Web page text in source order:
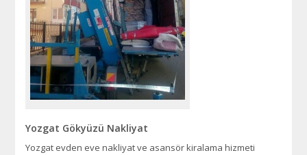
Yozgat Gökyüzü Nakliyat
Yozgat evden eve nakliyat ve asansör kiralama hizmeti